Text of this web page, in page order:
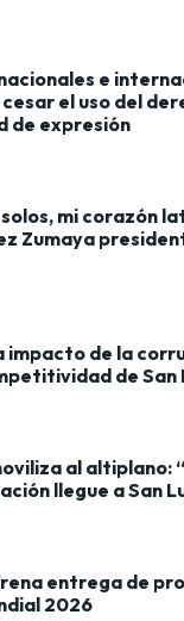
e
el uso del
de expresión
mi corazón
Zumaya
de la
de San
al altiplano:
llegue a San
entrega de
2026